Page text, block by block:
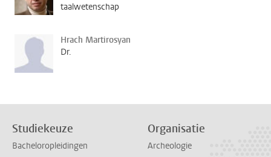
taalwetenschap
Hrach Martirosyan
Dr.
Studiekeuze
Bacheloropleidingen
Organisatie
Archeologie